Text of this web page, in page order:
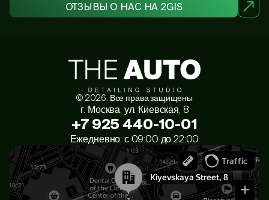
ОТЗЫВЫ О НАС НА 2GIS
©2026. Все права защищены
г. Москва, ул. Киевская, 8
+7 925 440-10-01
Ежедневно: с 09:00 до 22:00